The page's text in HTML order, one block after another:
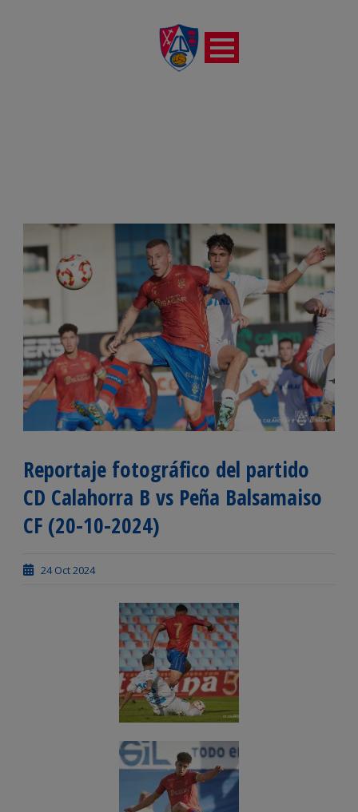
Reportaje fotográfico del partido
CD Calahorra B vs Peña Balsamaiso
CF (20-10-2024)
24 Oct 2024